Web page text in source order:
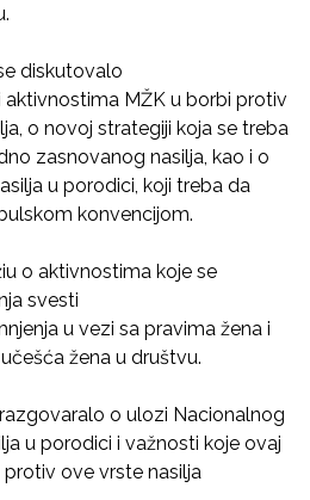
diskutovalo
MŽK u borbi protiv
o novoj strategiji koja se treba
zasnovanog nasilja, kao i o
u porodici, koji treba da
konvencijom.
o aktivnostima koje se
svesti
u vezi sa pravima žena i
žena u društvu.
o ulozi Nacionalnog
u porodici i važnosti koje ovaj
ove vrste nasilja